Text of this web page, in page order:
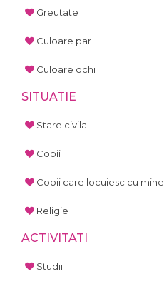
Greutate
Culoare par
Culoare ochi
SITUATIE
Stare civila
Copii
Copii care locuiesc cu mine
Religie
ACTIVITATI
Studii